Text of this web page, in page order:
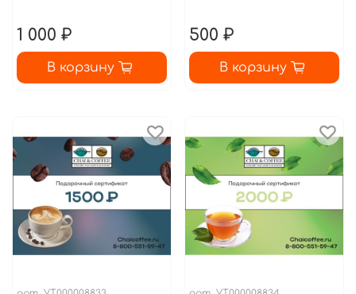
1 000 ₽
В корзину
500 ₽
В корзину